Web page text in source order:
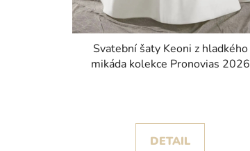
Svatební šaty Keoni z hladkého
mikáda kolekce Pronovias 2026
DETAIL